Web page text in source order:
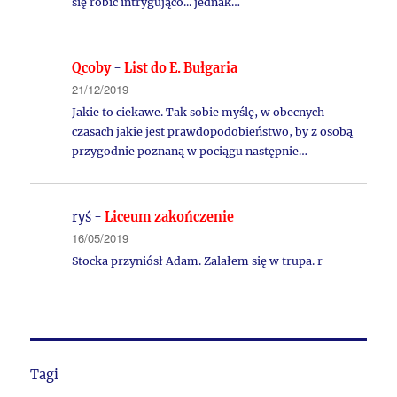
Qcoby-List do E. Bułgaria
21/12/2019
Jakie to ciekawe. Tak sobie myślę, w obecnych
czasach jakie jest prawdopodobieństwo, by z osobą
przygodnie poznaną w pociągu następnie…
ryś -Liceum zakończenie
16/05/2019
Stocka przyniósł Adam. Zalałem się w trupa. r
Tagi